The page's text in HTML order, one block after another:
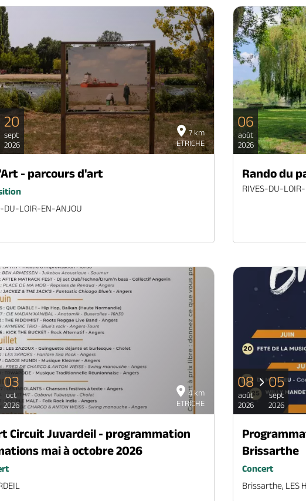
7 km
ETRICHE
20
sept
2026
- parcours d'art
DU-LOIR-EN-ANJOU
06
août
2026
Rando du
RIVES-DU-
4 km
ETRICHE
03
oct
2026
Circuit Juvardeil - programmation
mai à octobre 2026
08
août
2026
05
sept
2026
Brissarthe
Concert
Brissarthe, LES